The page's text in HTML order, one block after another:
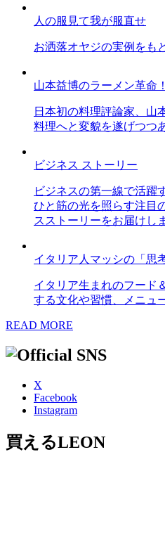
人の服見て我が服直せ
お洒落オヤジの実例をも
山本益博のラーメン革命！
日本初の料理評論家、山
料理へと変貌を遂げつつ
ビジネス ストーリー
ビジネスの第一線で活躍
ひと筋の光を照らす注目
スストーリーをお届けし
イタリア人マッシの「思
イタリア生まれのフード
する文化や習慣、メニュ
READ MORE
X
Facebook
Instagram
買えるLEON